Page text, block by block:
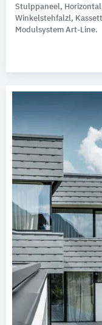
Stulppaneel,
Winkelstehfalzl,
Modulsystem Art-Line.